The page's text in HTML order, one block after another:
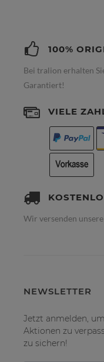
100%
Bei tralion erhalten
Garantiert!
VIELE
Wir versenden
NEWSLETTER
Jetzt anmelden,
Aktionen zu
zu sichern!